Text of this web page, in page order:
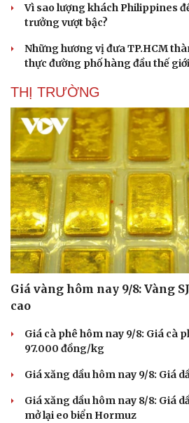
Văn hóa
Sân khấu - Điện ảnh
Văn học
Âm nhạc
Di sản
Giải
Sao
Vì sao lượng khách Philippines
trưởng vượt bậc?
Những hương vị đưa TP.HCM
thực đường phố hàng đầu thế giới
THỊ TRƯỜNG
Giá vàng hôm nay 9/8: Vàng
cao
Giá cà phê hôm nay 9/8: Giá cà
97.000 đồng/kg
Giá xăng dầu hôm nay 9/8: Giá
Giá xăng dầu hôm nay 8/8: Giá
mở lại eo biển Hormuz